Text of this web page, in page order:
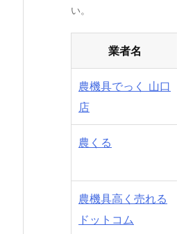
い。
業者名
農機具でっく 山口
店
農くる
農機具高く売れる
ドットコム